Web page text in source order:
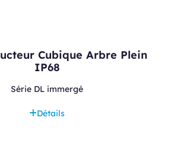
Cubique Arbre Plein
IP68
Série DL immergé
Détails